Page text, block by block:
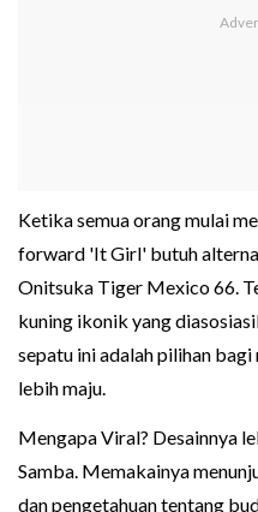
Ketika semua orang mulai
forward 'It Girl' butuh
Onitsuka Tiger Mexico 66.
kuning ikonik yang
sepatu ini adalah pilihan
lebih maju.
Mengapa Viral? Desainnya
Samba. Memakainya
dan pengetahuan tentang